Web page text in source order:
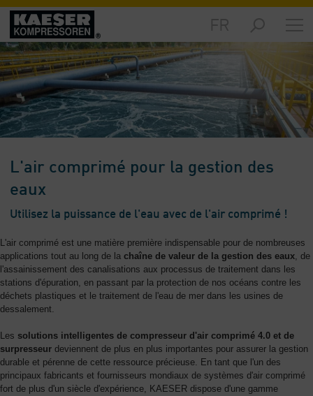
Marchés
-
Aperçu
général
Produits
-
général
Solutions
Aperçu
Services
-
Aperçu
général
L'entreprise
-
Aperçu
général
L'air comprimé pour la gestion des
eaux
Utilisez la puissance de l'eau avec de l'air comprimé !
L'air comprimé est une matière première indispensable pour de nombreuses
applications tout au long de la chaîne de valeur de la gestion des eaux, de
l'assainissement des canalisations aux processus de traitement dans les
stations d'épuration, en passant par la protection de nos océans contre les
déchets plastiques et le traitement de l'eau de mer dans les usines de
dessalement.
Les solutions intelligentes de compresseur d'air comprimé 4.0 et de
surpresseur deviennent de plus en plus importantes pour assurer la gestion
durable et pérenne de cette ressource précieuse. En tant que l'un des
principaux fabricants et fournisseurs mondiaux de systèmes d'air comprimé
fort de plus d'un siècle d'expérience, KAESER dispose d'une gamme